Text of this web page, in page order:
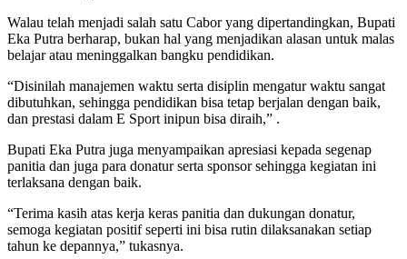
Walau telah menjadi salah satu Cabor yang dipertandingkan, Bupati
Eka Putra berharap, bukan hal yang menjadikan alasan untuk malas
belajar atau meninggalkan bangku pendidikan.
“Disinilah manajemen waktu serta disiplin mengatur waktu sangat
dibutuhkan, sehingga pendidikan bisa tetap berjalan dengan baik,
dan prestasi dalam E Sport inipun bisa diraih,” .
Bupati Eka Putra juga menyampaikan apresiasi kepada segenap
panitia dan juga para donatur serta sponsor sehingga kegiatan ini
terlaksana dengan baik.
“Terima kasih atas kerja keras panitia dan dukungan donatur,
semoga kegiatan positif seperti ini bisa rutin dilaksanakan setiap
tahun ke depannya,” tukasnya.